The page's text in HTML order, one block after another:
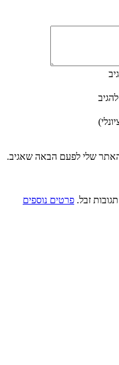
שלי לפעם הבאה שאגיב.
פרטים נוספים